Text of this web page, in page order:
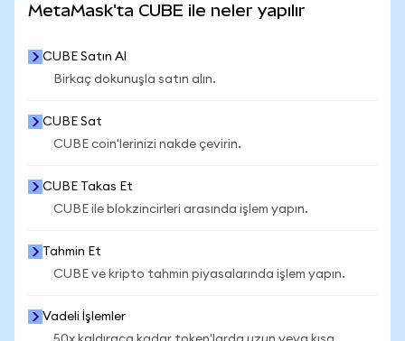
MetaMask'ta CUBE ile neler yapılır
CUBE Satın Al
Birkaç dokunuşla satın alın.
CUBE Sat
CUBE coin'lerinizi nakde çevirin.
CUBE Takas Et
CUBE ile blokzincirleri arasında işlem yapın.
Tahmin Et
CUBE ve kripto tahmin piyasalarında işlem yapın.
Vadeli İşlemler